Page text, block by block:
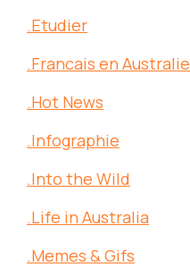
.Etudier
.Francais en Australie
.Hot News
.Infographie
.Into the Wild
.Life in Australia
.Memes & Gifs